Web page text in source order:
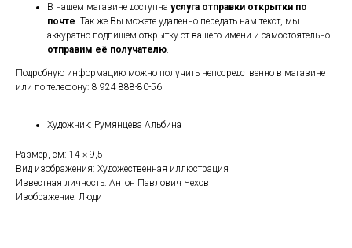
В нашем магазине доступна услуга отправки открытки по
почте. Так же Вы можете удаленно передать нам текст, мы
аккуратно подпишем открытку от вашего имени и самостоятельно
отправим её получателю.
Подробную информацию можно получить непосредственно в магазине
или по телефону: 8 924 888-80-56
Художник: Румянцева Альбина
Размер, см: 14 × 9,5
Вид изображения: Художественная иллюстрация
Известная личность: Антон Павлович Чехов
Изображение: Люди